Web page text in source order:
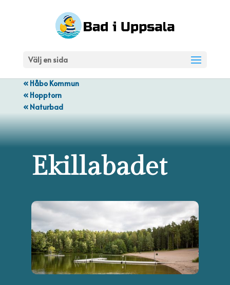
Välj en sida
« Håbo Kommun
« Hopptorn
« Naturbad
Ekillabadet